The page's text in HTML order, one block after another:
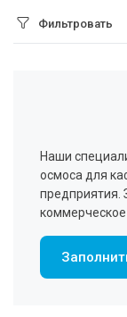
Фильтровать
Наши
осмоса для
предприятия.